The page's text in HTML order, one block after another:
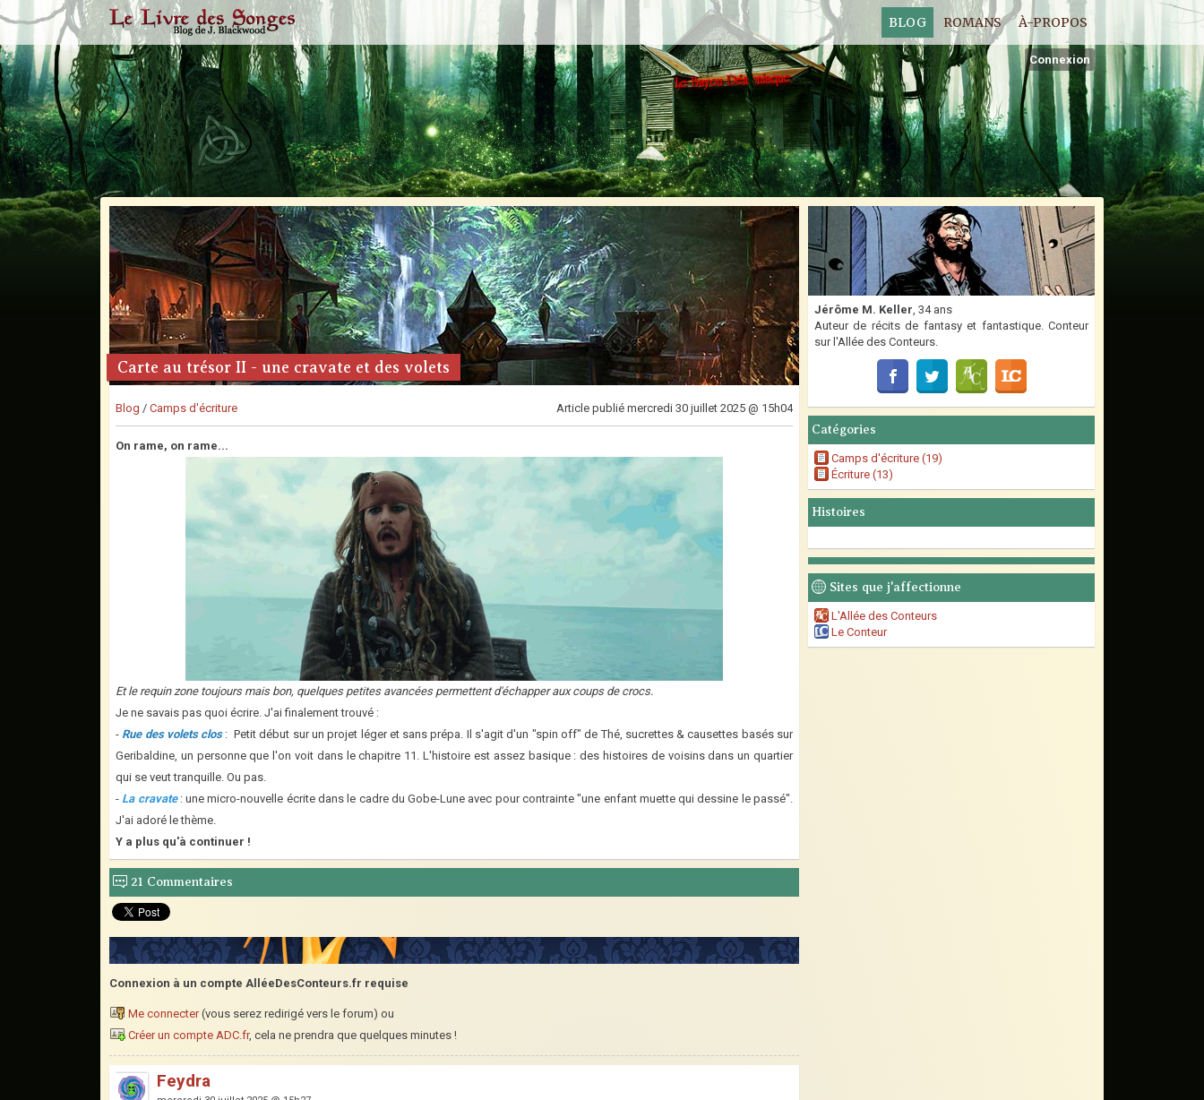
BLOG ROMANS À-PROPOS
Connexion
Jérôme M. Keller, 34 ans
Auteur de récits de fantasy et fantastique. Conteur
sur l'Allée des Conteurs.
Catégories
Camps d'écriture (19)
Écriture (13)
Histoires
Sites que j'affectionne
L'Allée des Conteurs
Le Conteur
Carte au trésor II - une cravate et des volets
Blog / Camps d'écriture Article publié mercredi 30 juillet 2025 @ 15h04
On rame, on rame...
Et le requin zone toujours mais bon, quelques petites avancées permettent d'échapper aux coups de crocs.
Je ne savais pas quoi écrire. J'ai finalement trouvé :
- Rue des volets clos: Petit début sur un projet léger et sans prépa. Il s'agit d'un "spin off" de Thé, sucrettes & causettes basés sur
Geribaldine, un personne que l'on voit dans le chapitre 11. L'histoire est assez basique : des histoires de voisins dans un quartier
qui se veut tranquille. Ou pas.
- La cravate: une micro-nouvelle écrite dans le cadre du Gobe-Lune avec pour contrainte "une enfant muette qui dessine le passé".
J'ai adoré le thème.
Y a plus qu'à continuer !
21 Commentaires
Connexion à un compte AlléeDesConteurs.fr requise
Me connecter(vous serez redirigé vers le forum) ou
Créer un compte ADC.fr, cela ne prendra que quelques minutes !
Feydra